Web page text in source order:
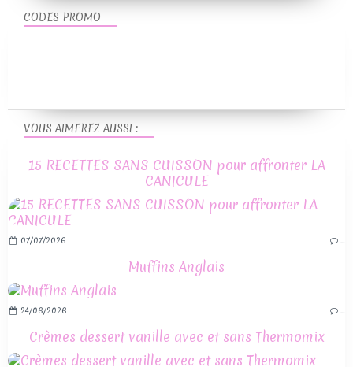
VOUS AIMEREZ AUSSI :
15 RECETTES SANS CUISSON pour affronter LA
CANICULE
07/07/2026 …
Muffins Anglais
24/06/2026 …
Crèmes dessert vanille avec et sans Thermomix
CODES PROMO